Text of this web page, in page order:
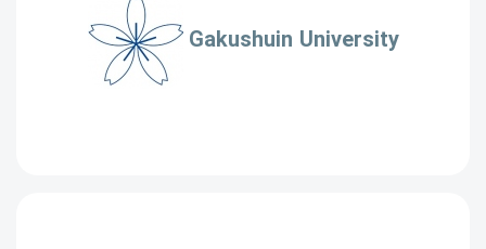
Gakushuin University